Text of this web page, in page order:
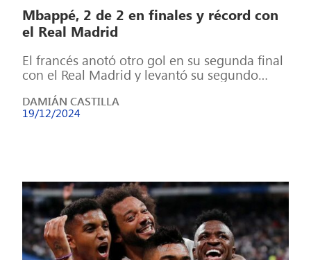
Mbappé, 2 de 2 en finales y récord con
el Real Madrid
El francés anotó otro gol en su segunda final
con el Real Madrid y levantó su segundo
DAMIÁN CASTILLA
19/12/2024